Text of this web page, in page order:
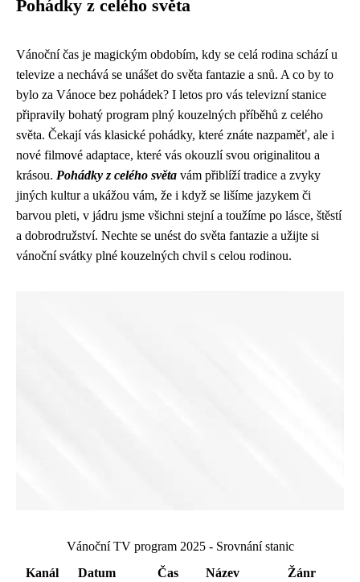
Pohádky z celého světa
Vánoční čas je magickým obdobím, kdy se celá rodina schází u
televize a nechává se unášet do světa fantazie a snů. A co by to
bylo za Vánoce bez pohádek? I letos pro vás televizní stanice
připravily bohatý program plný kouzelných příběhů z celého
světa. Čekají vás klasické pohádky, které znáte nazpaměť, ale i
nové filmové adaptace, které vás okouzlí svou originalitou a
krásou. Pohádky z celého světa vám přiblíží tradice a zvyky
jiných kultur a ukážou vám, že i když se lišíme jazykem či
barvou pleti, v jádru jsme všichni stejní a toužíme po lásce, štěstí
a dobrodružství. Nechte se unést do světa fantazie a užijte si
vánoční svátky plné kouzelných chvil s celou rodinou.
Vánoční TV program 2025 - Srovnání stanic
Kanál
Datum Čas
Název
Žánr